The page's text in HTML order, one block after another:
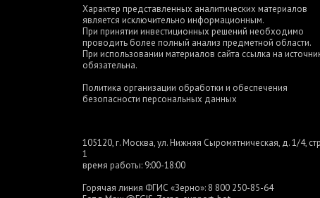
Характер представленных аналитических материалов
является исключительно информационным.
При принятии инвестиционных решений необходимо
проводить более полный анализ предметной области.
При использовании материалов сайта ссылка на
обязательна.
Политика организации обработки и обеспечения
безопасности персональных данных
105120, г. Москва, ул. Нижняя Сыромятническая, д. 1/4,
1
время работы: 9:00-18:00
Горячая линия ФГИС «Зерно»: 8 800 250-85-64